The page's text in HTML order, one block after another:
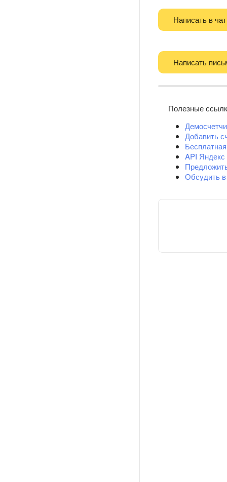
Написать в чат
Написать
Полезные
Добавить
API
Обсудить